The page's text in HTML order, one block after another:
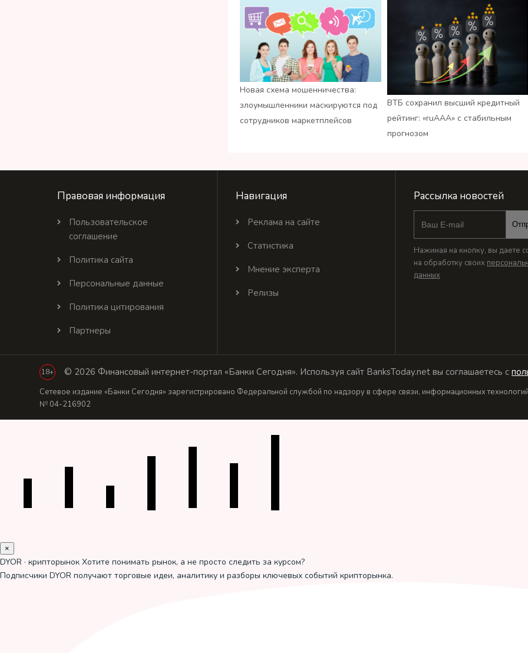
Новая схема мошенничества:
злоумышленники маскируются под
сотрудников маркетплейсов
ВТБ сохранил высший кредитный
рейтинг: «ruАAA» с стабильным
прогнозом
Правовая информация
Пользовательское
соглашение
Политика сайта
Персональные данные
Политика цитирования
Партнеры
Навигация
Реклама на сайте
Статистика
Мнение эксперта
Релизы
Рассылка новостей
Нажимая на кнопку, вы даете
на обработку своих
данных
18+ © 2026 Финансовый интернет-портал «Банки Сегодня». Используя сайт BanksToday.net вы соглашаетесь с
Сетевое издание «Банки Сегодня» зарегистрировано Федеральной службой по надзору в сфере связи, информационных
№ 04-216902
×
DYOR · крипторынок Хотите понимать рынок, а не просто следить за курсом?
Подписчики DYOR получают торговые идеи, аналитику и разборы ключевых событий крипторынка.